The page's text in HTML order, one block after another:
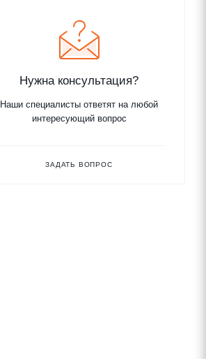
Нужна консультация?
Наши специалисты ответят на любой
интересующий вопрос
ЗАДАТЬ ВОПРОС